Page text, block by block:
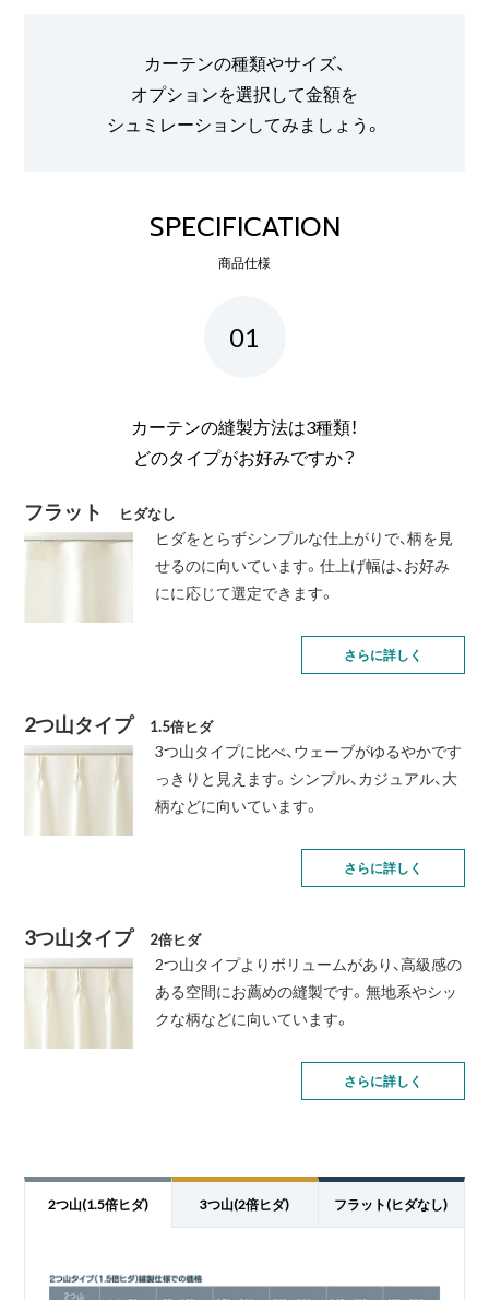
カーテンの種類やサイズ、
オプションを選択して金額を
シュミレーションしてみましょう。
SPECIFICATION
商品仕様
01
カーテンの縫製方法は3種類！
どのタイプがお好みですか？
フラット ヒダなし
ヒダをとらずシンプルな仕上がりで、柄を見
せるのに向いています。仕上げ幅は、お好み
にに応じて選定できます。
さらに詳しく
2つ山タイプ 1.5倍ヒダ
3つ山タイプに比べ、ウェーブがゆるやかです
っきりと見えます。シンプル、カジュアル、大
柄などに向いています。
さらに詳しく
3つ山タイプ 2倍ヒダ
2つ山タイプよりボリュームがあり、高級感の
ある空間にお薦めの縫製です。無地系やシッ
クな柄などに向いています。
さらに詳しく
2つ山(1.5倍ヒダ) 3つ山(2倍ヒダ) フラット(ヒダなし)